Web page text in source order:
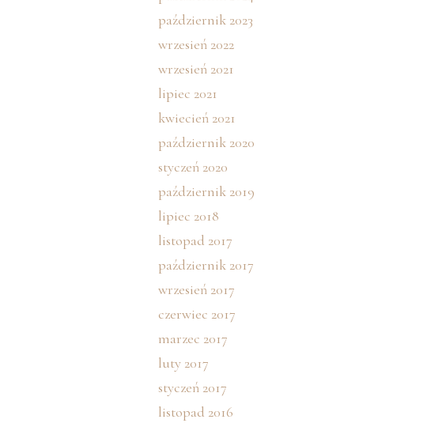
październik 2023
wrzesień 2022
wrzesień 2021
lipiec 2021
kwiecień 2021
październik 2020
styczeń 2020
październik 2019
lipiec 2018
listopad 2017
październik 2017
wrzesień 2017
czerwiec 2017
marzec 2017
luty 2017
styczeń 2017
listopad 2016